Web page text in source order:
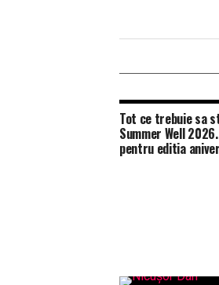
Tot ce trebuie sa
Summer Well
pentru editia